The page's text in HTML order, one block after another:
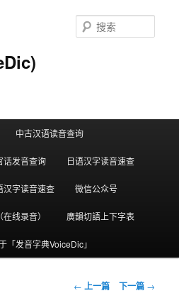
索
中古汉语读音查询
话发音查询 日语汉字读音速查
汉字读音速查 微信公众号
线录音） 廣韻切語上下字表
「发音字典VoiceDic」
文
← 上一篇 下一篇 →